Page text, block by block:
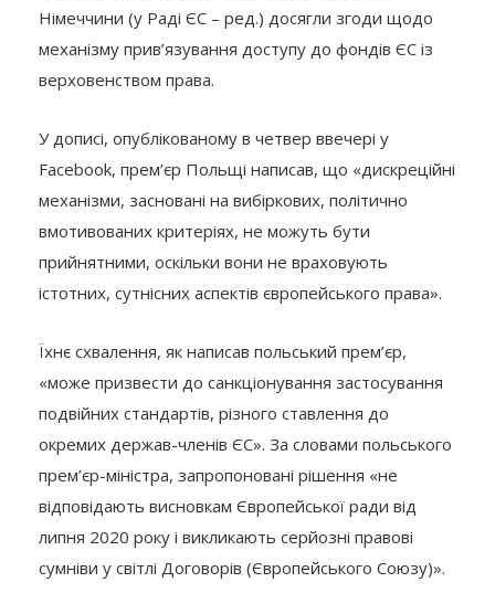
Німеччини (у Раді ЄС – ред.) досягли згоди щодо
механізму прив’язування доступу до фондів ЄС із
верховенством права.
У дописі, опублікованому в четвер ввечері у
Facebook, прем’єр Польщі написав, що «дискреційні
механізми, засновані на вибіркових, політично
вмотивованих критеріях, не можуть бути
прийнятними, оскільки вони не враховують
істотних, сутнісних аспектів європейського права».
Їхнє схвалення, як написав польський прем’єр,
«може призвести до санкціонування застосування
подвійних стандартів, різного ставлення до
окремих держав-членів ЄС». За словами польського
прем’єр-міністра, запропоновані рішення «не
відповідають висновкам Європейської ради від
липня 2020 року і викликають серйозні правові
сумніви у світлі Договорів (Європейського Союзу)».